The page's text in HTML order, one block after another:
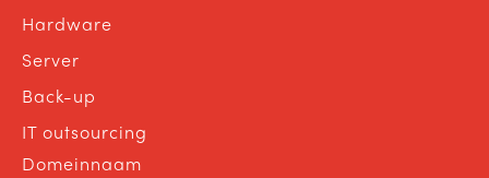
Hardware
Server
Back-up
IT outsourcing
Domeinnaam